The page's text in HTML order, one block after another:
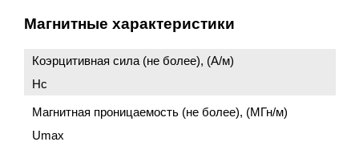
Магнитные характеристики
Коэрцитивная сила (не более), (А/м)
Нс
Магнитная проницаемость (не более), (МГн/м)
Umax